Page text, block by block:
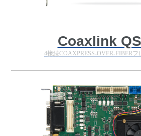
Coaxlink
4接続COAXPRESS-OVER-FIBER